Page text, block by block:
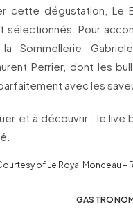
cette dégustation, Le
sélectionnés. Pour
Sommellerie
Perrier, dont les
avec les
et à découvrir : le
of Le Royal Monceau –